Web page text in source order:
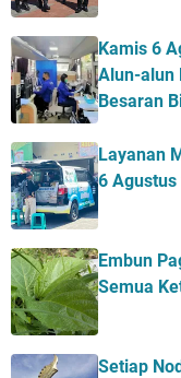
Kamis 6
Alun-alun
Besaran
Layanan
6
Embun
Semua
Setiap